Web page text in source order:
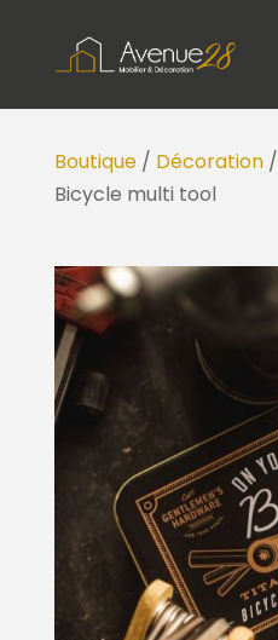
Boutique/ Décoration/
Bicycle multi tool